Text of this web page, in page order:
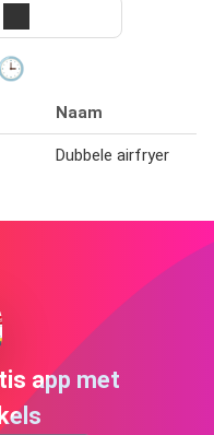
Naam
Dubbele airfryer
app met